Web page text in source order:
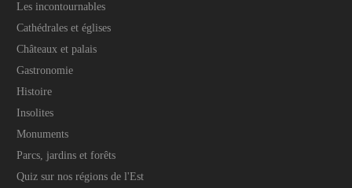
Les incontournables
Cathédrales et églises
Châteaux et palais
Gastronomie
Histoire
Insolites
Monuments
Parcs, jardins et forêts
Quiz sur nos régions de l'Est